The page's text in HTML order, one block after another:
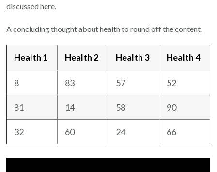
discussed here.
A concluding thought about health to round off the content.
Health 1 Health 2 Health 3 Health 4
8 83 57 52
81 14 58 90
32 60 24 66